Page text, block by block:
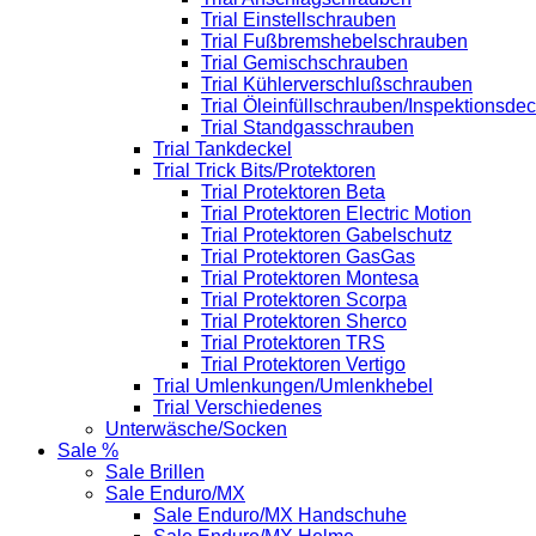
Trial Einstellschrauben
Trial Fußbremshebelschrauben
Trial Gemischschrauben
Trial Kühlerverschlußschrauben
Trial Öleinfüllschrauben/
Trial Standgasschrauben
Trial Tankdeckel
Trial Trick Bits/Protektoren
Trial Protektoren Beta
Trial Protektoren Electric Motion
Trial Protektoren Gabelschutz
Trial Protektoren GasGas
Trial Protektoren Montesa
Trial Protektoren Scorpa
Trial Protektoren Sherco
Trial Protektoren TRS
Trial Protektoren Vertigo
Trial Umlenkungen/Umlenkhebel
Trial Verschiedenes
Unterwäsche/Socken
Sale %
Sale Brillen
Sale Enduro/MX
Sale Enduro/MX Handschuhe